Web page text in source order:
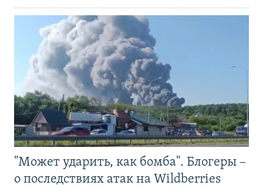
"Может ударить, как бомба". Блогеры –
о последствиях атак на Wildberries